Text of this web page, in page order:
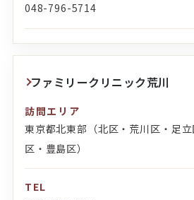
048-796-5714
ファミリークリニック荒川
訪問エリア
東京都北東部（北区・荒川区・足
区・豊島区）
TEL